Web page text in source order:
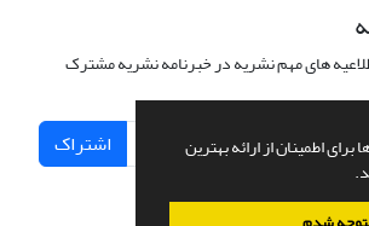
اطمینان از ارائه بهترین
های مهم نشریه در خبرنامه نشریه مشترک
اشتراک